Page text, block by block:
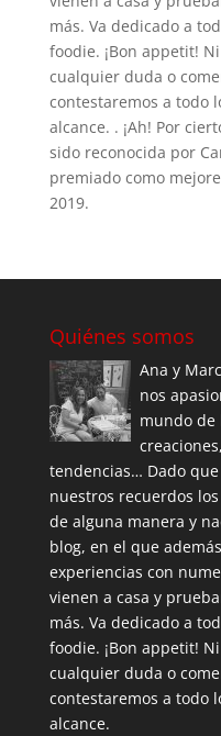
más. Va dedicado a
foodie. ¡Bon appetit!
cualquier duda o
contestaremos a todo
alcance. . ¡Ah! Por
sido reconocida por
premiado como
2019.
Quiénes somos
Ana y
nos
mundo de
tendencias… Dado
nuestros recuerdos
de alguna manera y
blog, en el que
experiencias con
vienen a casa y
más. Va dedicado a
foodie. ¡Bon appetit!
cualquier duda o
contestaremos a todo
alcance.